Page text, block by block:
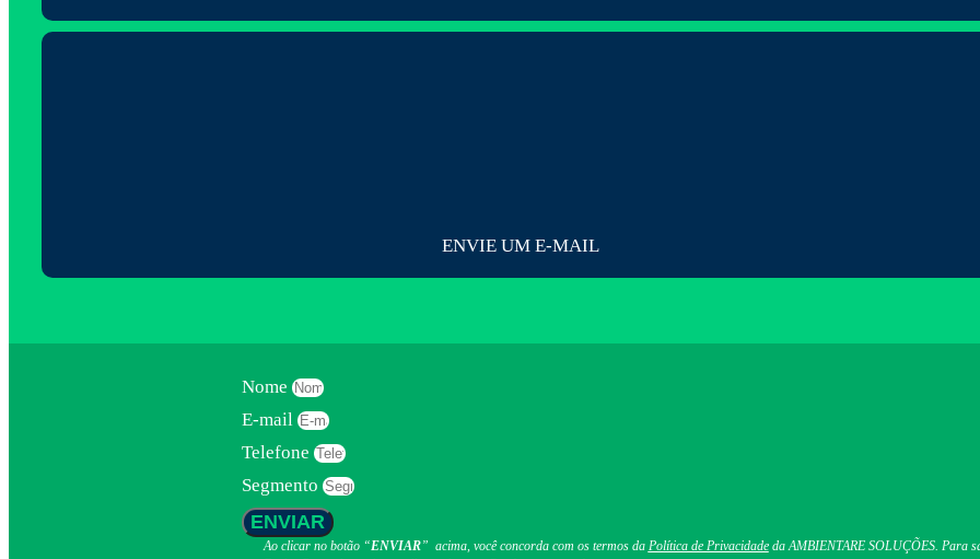
ENVIE UM E-MAIL
Nome
E-mail
Telefone
Segmento
ENVIAR
Ao clicar no botão “ENVIAR” acima, você concorda com os termos da Política de Privacidadeda AMBIENTARE SOLUÇÕES. Para